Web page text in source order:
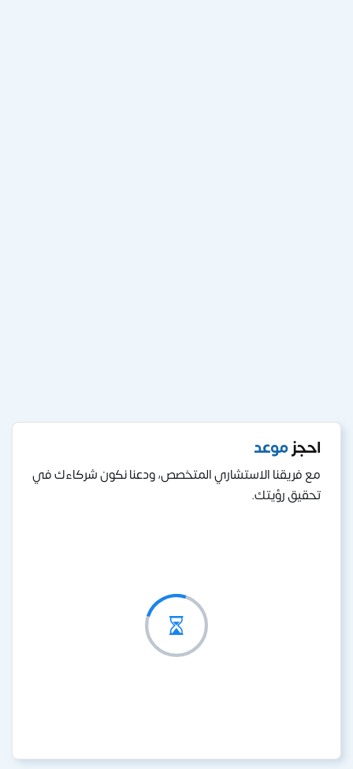
احجزموعد
مع فريقنا الاستشاري المتخصص، ودعنا نكون شركاءك في
تحقيق رؤيتك.